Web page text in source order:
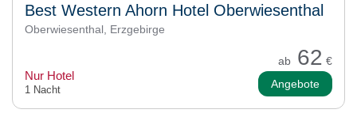
Best Western Ahorn Hotel Oberwiesenthal
Oberwiesenthal, Erzgebirge
ab 62 €
Nur Hotel
1 Nacht Angebote